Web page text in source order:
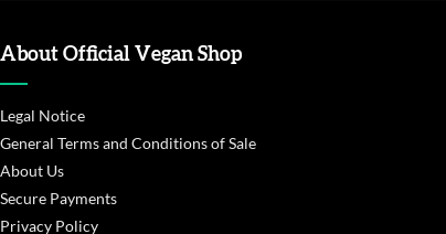
About Official Vegan Shop
Legal Notice
General Terms and Conditions of Sale
About Us
Secure Payments
Privacy Policy